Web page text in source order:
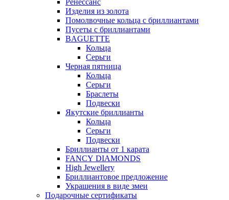
Ренессанс
Изделия из золота
Помолвочные кольца с бриллиантами
Пусеты с бриллиантами
BAGUETTE
Кольца
Серьги
Черная пятница
Кольца
Серьги
Браслеты
Подвески
Якутские бриллианты
Кольца
Серьги
Подвески
Бриллианты от 1 карата
FANCY DIAMONDS
High Jewellery
Бриллиантовое предложение
Украшения в виде змеи
Подарочные сертификаты